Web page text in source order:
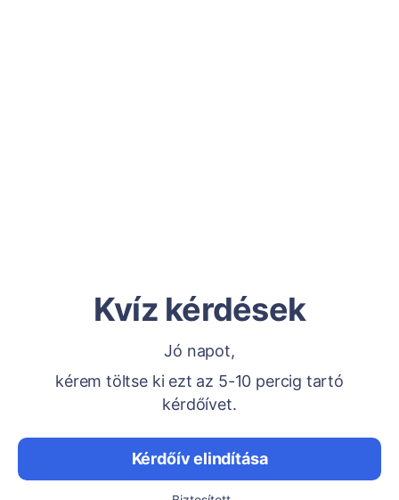
Kvíz kérdések
Jó napot,
kérem töltse ki ezt az 5-10 percig tartó
kérdőívet.
Kérdőív elindítása